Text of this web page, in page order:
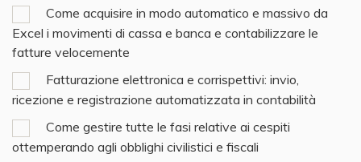
Come acquisire in modo automatico e massivo da
Excel i movimenti di cassa e banca e contabilizzare le
fatture velocemente
Fatturazione elettronica e corrispettivi: invio,
ricezione e registrazione automatizzata in contabilità
Come gestire tutte le fasi relative ai cespiti
ottemperando agli obblighi civilistici e fiscali